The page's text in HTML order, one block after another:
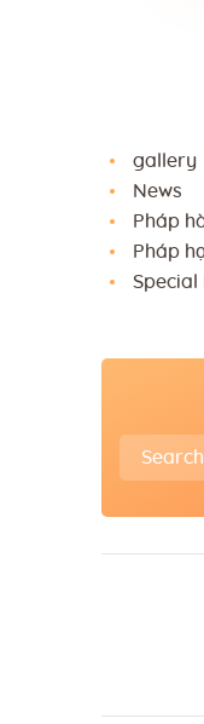
gallery
News
Pháp
Pháp
Special
Search
for: